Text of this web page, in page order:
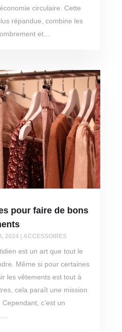
circulaire. Cette
répandue, combine les
et...
pour faire de bons
2024| ACCESSOIRES
est un art que tout le
Même si pour certaines
les vêtements est tout à
cela paraît une mission
c’est un